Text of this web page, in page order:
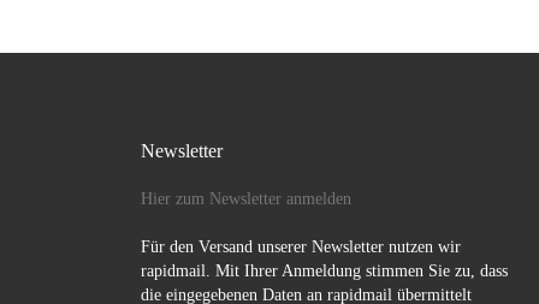
Newsletter
Hier zum Newsletter anmelden
Für den Versand unserer Newsletter nutzen wir
rapidmail. Mit Ihrer Anmeldung stimmen Sie zu, dass
die eingegebenen Daten an rapidmail übermittelt